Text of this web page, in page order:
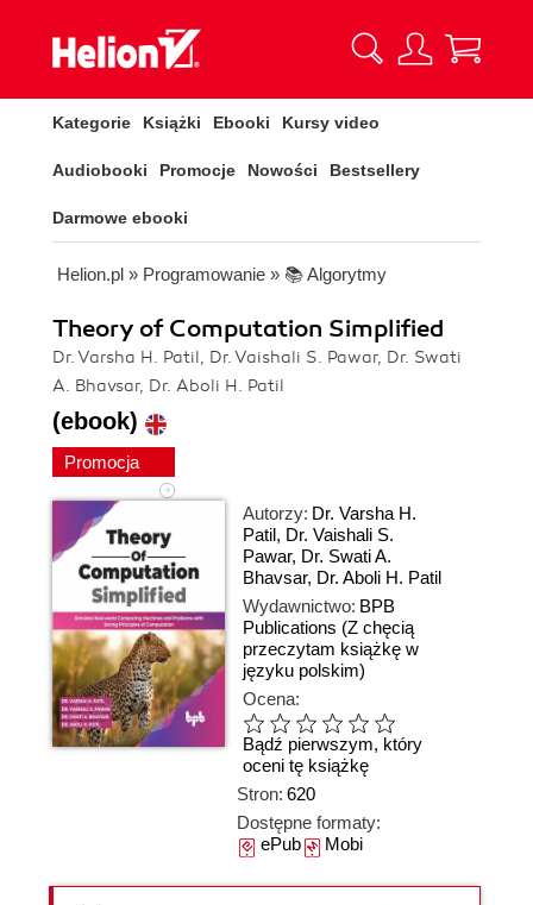
Kategorie Książki Ebooki Kursy video
Audiobooki Promocje Nowości Bestsellery
Darmowe ebooki
Helion.pl » Programowanie » 📚 Algorytmy
Theory of Computation Simplified
Dr. Varsha H. Patil, Dr. Vaishali S. Pawar, Dr. Swati
A. Bhavsar, Dr. Aboli H. Patil
(ebook)
Promocja
Autorzy: Dr. Varsha H.
Patil, Dr. Vaishali S.
Pawar, Dr. Swati A.
Bhavsar, Dr. Aboli H. Patil
Wydawnictwo: BPB
Publications (Z chęcią
przeczytam książkę w
języku polskim)
Ocena:
Bądź pierwszym, który
oceni tę książkę
Stron: 620
Dostępne formaty:
ePubMobi